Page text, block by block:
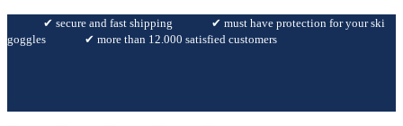
✔︎ secure and fast shipping
✔︎ must have protection for your ski
goggles
✔︎ more than 12.000 satisfied customers